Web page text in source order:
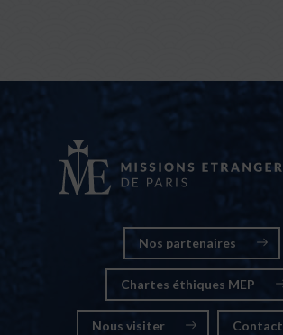
Nos partenaires
Chartes éthiques MEP
Nous visiter Contact